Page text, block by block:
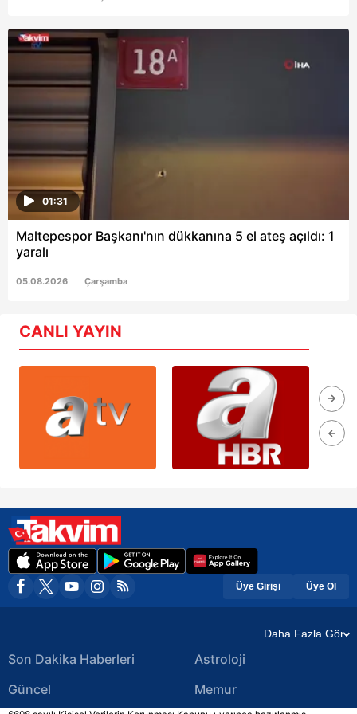
01:31
Maltepespor Başkanı'nın dükkanına 5 el ateş açıldı: 1
yaralı
05.08.2026 Çarşamba
CANLI YAYIN
Üye Girişi Üye Ol
Daha Fazla Gör
Son Dakika Haberleri
Güncel
Astroloji
Memur